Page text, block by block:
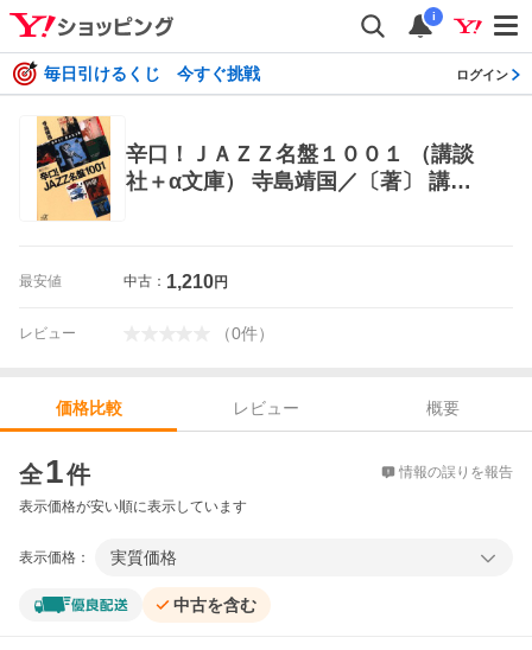
i
毎日引けるくじ 今すぐ挑戦 ログイン
辛口！ＪＡＺＺ名盤１００１ （講談
社＋α文庫） 寺島靖国／〔著〕 講談
最安値 中古： 1,210円
レビュー （0件）
価格比較 レビュー
概要
全1件 情報の誤りを報告
表示価格が安い順に表示しています
表示価格： 実質価格
中古を含む